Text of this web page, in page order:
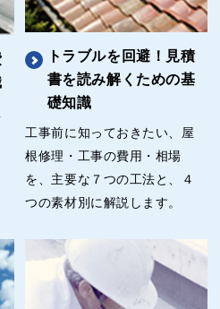
トラブルを回避！見積
書を読み解くための基
礎知識
工事前に知っておきたい、屋
根修理・工事の費用・相場
を、主要な７つの工法と、４
つの素材別に解説します。